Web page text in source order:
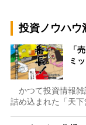
投資ノウハウ
「
ミ
かつて投資情報雑
詰め込まれた「天